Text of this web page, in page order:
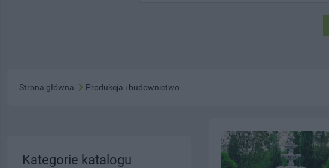
Strona główna Produkcja i budownictwo
Kategorie katalogu